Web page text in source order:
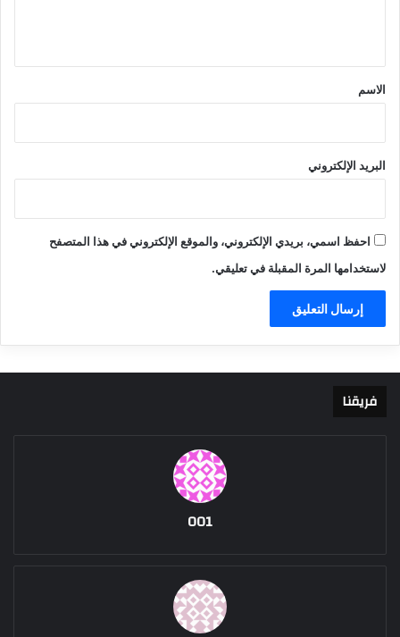
*
الاسم
البريد الإلكتروني
احفظ اسمي، بريدي الإلكتروني، والموقع الإلكتروني في هذا المتصفح
لاستخدامها المرة المقبلة في تعليقي.
فريقنا
001